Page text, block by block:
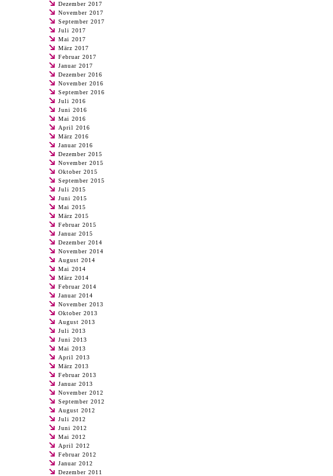
Dezember 2017
November 2017
September 2017
Juli 2017
Mai 2017
März 2017
Februar 2017
Januar 2017
Dezember 2016
November 2016
September 2016
Juli 2016
Juni 2016
Mai 2016
April 2016
März 2016
Januar 2016
Dezember 2015
November 2015
Oktober 2015
September 2015
Juli 2015
Juni 2015
Mai 2015
März 2015
Februar 2015
Januar 2015
Dezember 2014
November 2014
August 2014
Mai 2014
März 2014
Februar 2014
Januar 2014
November 2013
Oktober 2013
August 2013
Juli 2013
Juni 2013
Mai 2013
April 2013
März 2013
Februar 2013
Januar 2013
November 2012
September 2012
August 2012
Juli 2012
Juni 2012
Mai 2012
April 2012
Februar 2012
Januar 2012
Dezember 2011